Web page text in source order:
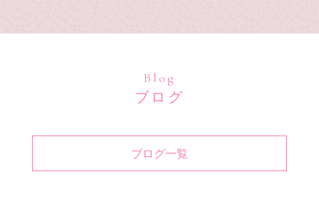
Blog
ブログ
ブログ一覧